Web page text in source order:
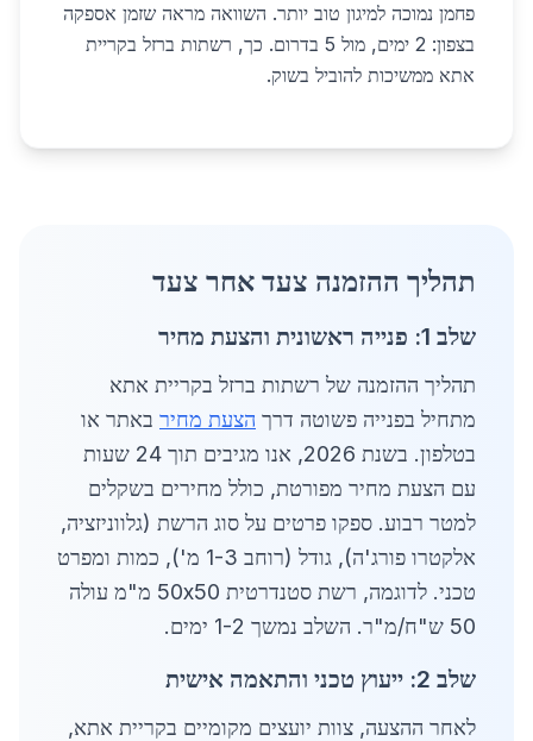
פחמן נמוכה למיגון טוב יותר. השוואה מראה שזמן אספקה
בצפון: 2 ימים, מול 5 בדרום. כך, רשתות ברזל בקריית
אתא ממשיכות להוביל בשוק.
תהליך ההזמנה צעד אחר צעד
שלב 1: פנייה ראשונית והצעת מחיר
תהליך ההזמנה של רשתות ברזל בקריית אתא
מתחיל בפנייה פשוטה דרך הצעת מחיר באתר או
בטלפון. בשנת 2026, אנו מגיבים תוך 24 שעות
עם הצעת מחיר מפורטת, כולל מחירים בשקלים
למטר רבוע. ספקו פרטים על סוג הרשת (גלווניזציה,
אלקטרו פורג'ה), גודל (רוחב 1-3 מ'), כמות ומפרט
טכני. לדוגמה, רשת סטנדרטית 50x50 מ"מ עולה
50 ש"ח/מ"ר. השלב נמשך 1-2 ימים.
שלב 2: ייעוץ טכני והתאמה אישית
לאחר ההצעה, צוות יועצים מקומיים בקריית אתא,